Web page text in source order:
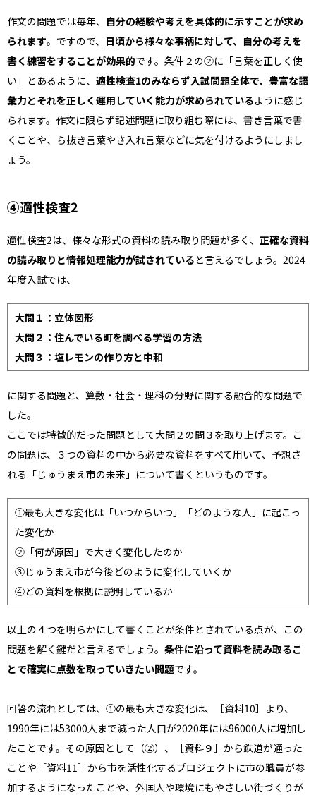
作文の問題では毎年、 自分の経験や考えを具体的に示すことが求め
られます。ですので、 日頃から様々な事柄に対して、自分の考えを
書く練習をすることが効果的です。条件２の②に「言葉を正しく使
い」とあるように、 適性検査1のみならず入試問題全体で、豊富な語
彙力とそれを正しく運用していく能力が求められているように感じ
られます。作文に限らず記述問題に取り組む際には、書き言葉で書
くことや、ら抜き言葉やさ入れ言葉などに気を付けるようにしまし
ょう。
➃適性検査2
適性検査2は、様々な形式の資料の読み取り問題が多く、 正確な資料
の読み取りと情報処理能力が試されていると言えるでしょう。2024
年度入試では、
大問１：立体図形
大問２：住んでいる町を調べる学習の方法
大問３：塩レモンの作り方と中和
に関する問題と、算数・社会・理科の分野に関する融合的な問題で
した。
ここでは特徴的だった問題として大問２の問３を取り上げます。こ
の問題は、３つの資料の中から必要な資料をすべて用いて、予想さ
れる「じゅうまえ市の未来」について書くというものです。
①最も大きな変化は「いつからいつ」「どのような人」に起こっ
た変化か
②「何が原因」で大きく変化したのか
③じゅうまえ市が今後どのように変化していくか
④どの資料を根拠に説明しているか
以上の４つを明らかにして書くことが条件とされている点が、この
問題を解く鍵だと言えるでしょう。 条件に沿って資料を読み取るこ
とで確実に点数を取っていきたい問題です。
回答の流れとしては、①の最も大きな変化は、［資料10］より、
1990年には53000人まで減った人口が2020年には96000人に増加し
たことです。その原因として（②）、［資料９］から鉄道が通った
ことや［資料11］から市を活性化するプロジェクトに市の職員が参
加するようになったことや、外国人や環境にもやさしい街づくりが